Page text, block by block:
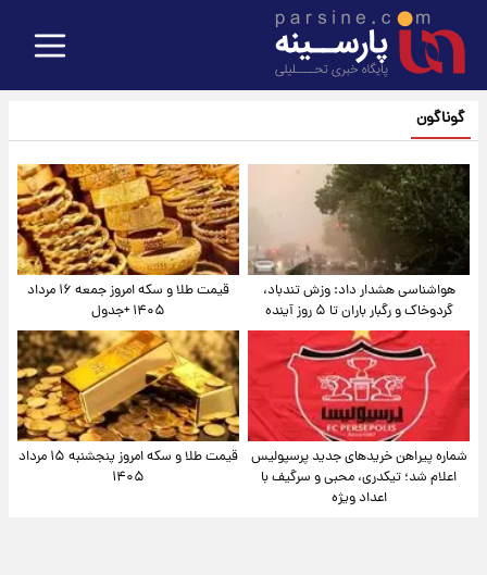
گوناگون
هواشناسی هشدار داد: وزش تندباد،
گردوخاک و رگبار باران تا ۵ روز آینده
قیمت طلا و سکه امروز جمعه ۱۶ مرداد
۱۴۰۵ +جدول
شماره پیراهن خریدهای جدید پرسپولیس
اعلام شد؛ تیکدری، محبی و سرگیف با
اعداد ویژه
قیمت طلا و سکه امروز پنجشنبه ۱۵ مرداد
۱۴۰۵